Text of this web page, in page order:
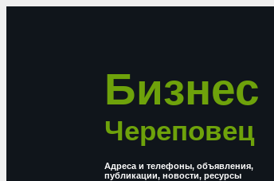
Бизнес
Череповец
Адреса и телефоны, объявления,
публикации, новости, ресурсы